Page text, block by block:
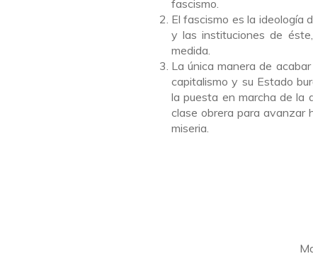
fascismo.
El fascismo es la ideología
y las instituciones de
medida.
La única manera de
capitalismo y su Estado
la puesta en marcha de la
clase obrera para avanzar
miseria.